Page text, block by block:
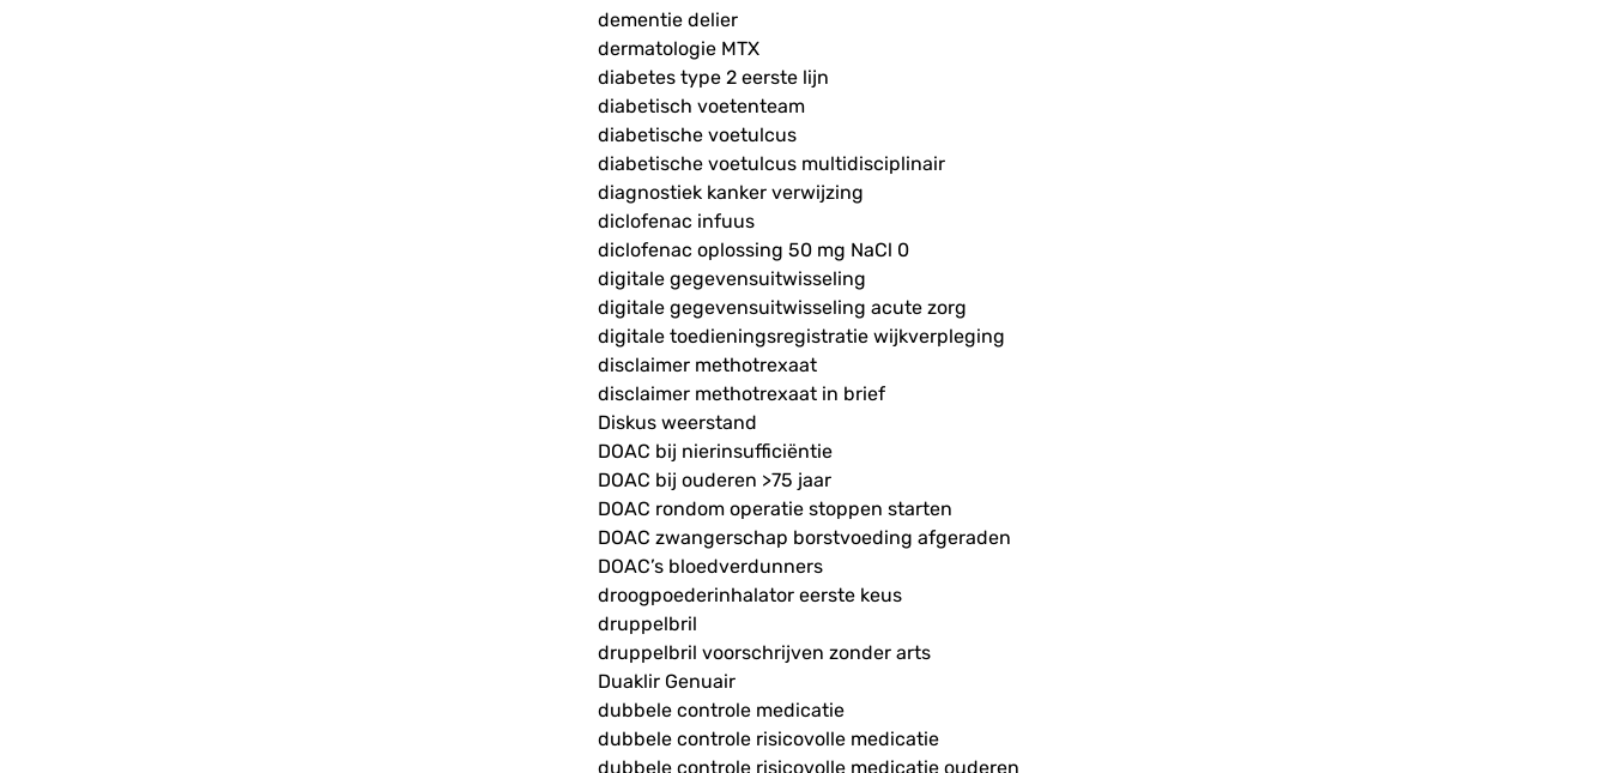
dementie delier
dermatologie MTX
diabetes type 2 eerste lijn
diabetisch voetenteam
diabetische voetulcus
diabetische voetulcus multidisciplinair
diagnostiek kanker verwijzing
diclofenac infuus
diclofenac oplossing 50 mg NaCl 0
digitale gegevensuitwisseling
digitale gegevensuitwisseling acute zorg
digitale toedieningsregistratie wijkverpleging
disclaimer methotrexaat
disclaimer methotrexaat in brief
Diskus weerstand
DOAC bij nierinsufficiëntie
DOAC bij ouderen >75 jaar
DOAC rondom operatie stoppen starten
DOAC zwangerschap borstvoeding afgeraden
DOAC’s bloedverdunners
droogpoederinhalator eerste keus
druppelbril
druppelbril voorschrijven zonder arts
Duaklir Genuair
dubbele controle medicatie
dubbele controle risicovolle medicatie
dubbele controle risicovolle medicatie ouderen